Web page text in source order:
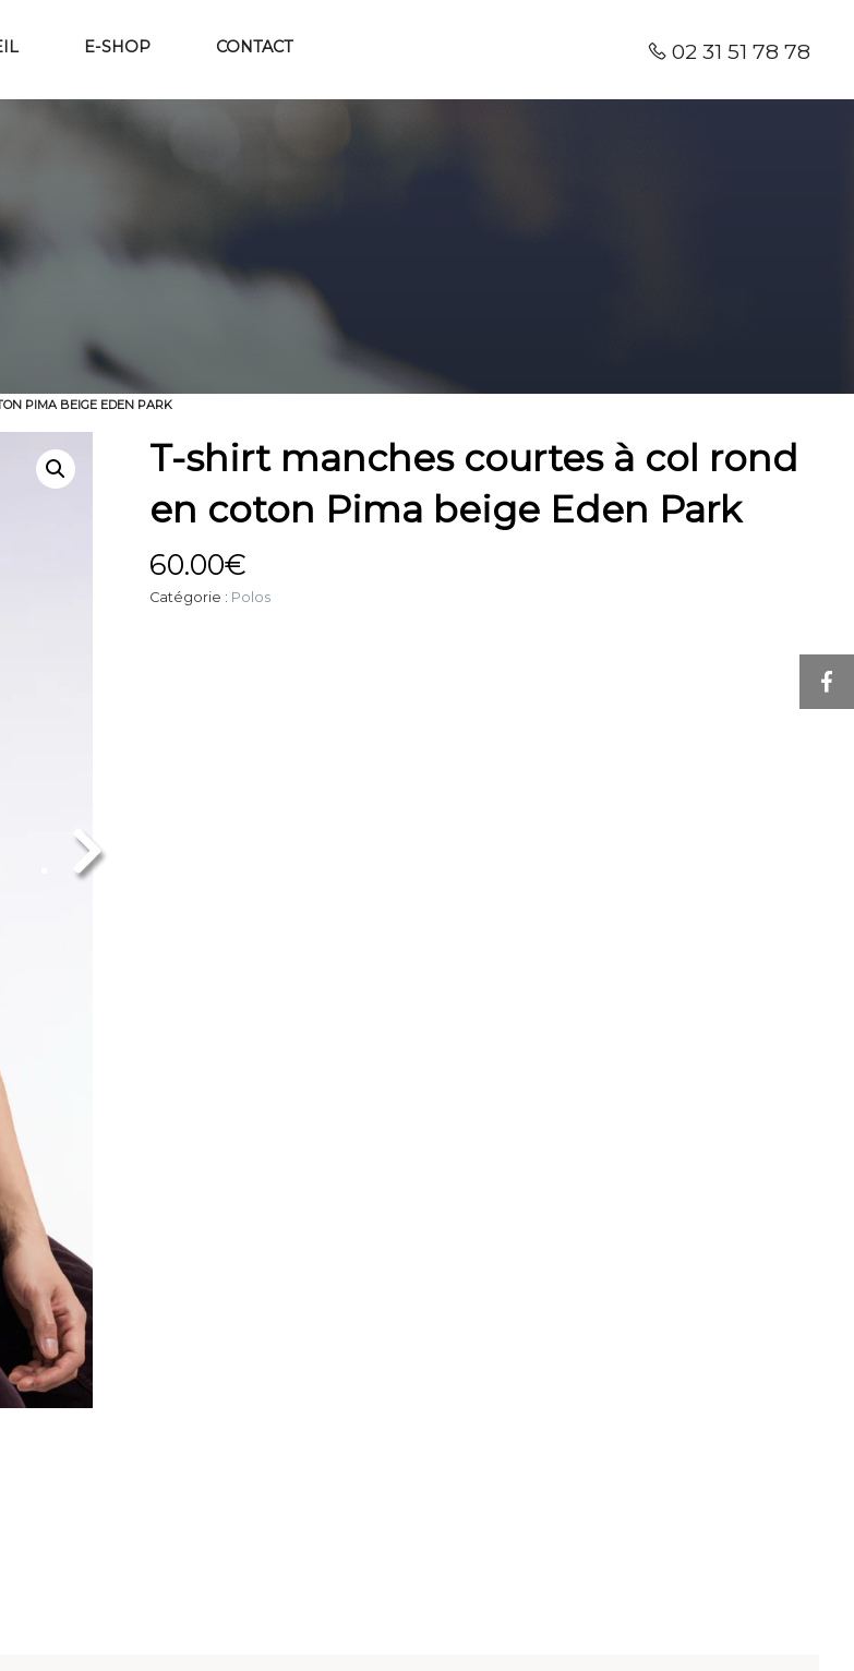
02 31 51 78 78
E-SHOP CONTACT
PIMA BEIGE EDEN PARK
T-shirt manches courtes à col rond
en coton Pima beige Eden Park
60.00€
Catégorie : Polos